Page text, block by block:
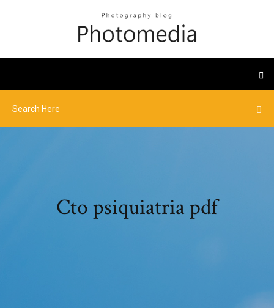
Cto psiquiatria pdf